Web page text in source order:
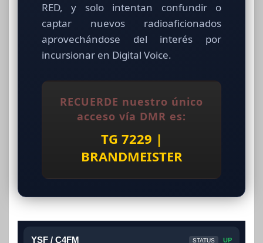
RED, y solo intentan confundir o
captar nuevos radioaficionados
aprovechándose del interés por
incursionar en Digital Voice.
RECUERDE nuestro único
acceso vía DMR es:
TG 7229 |
BRANDMEISTER